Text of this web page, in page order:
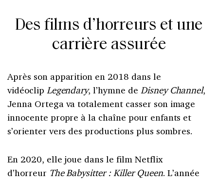
Des films d’horreurs et une
carrière assurée
Après son apparition en 2018 dans le
vidéoclip Legendary, l’hymne de Disney Channel,
Jenna Ortega va totalement casser son image
innocente propre à la chaîne pour enfants et
s’orienter vers des productions plus sombres.
En 2020, elle joue dans le film Netflix
d’horreur The Babysitter : Killer Queen. L’année